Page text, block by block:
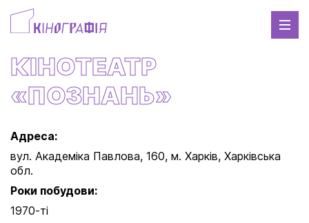
КІНОТЕАТР
«ПОЗНАНЬ»
Адреса:
вул. Академіка Павлова, 160, м. Харків, Харківська
обл.
Роки побудови:
1970-ті